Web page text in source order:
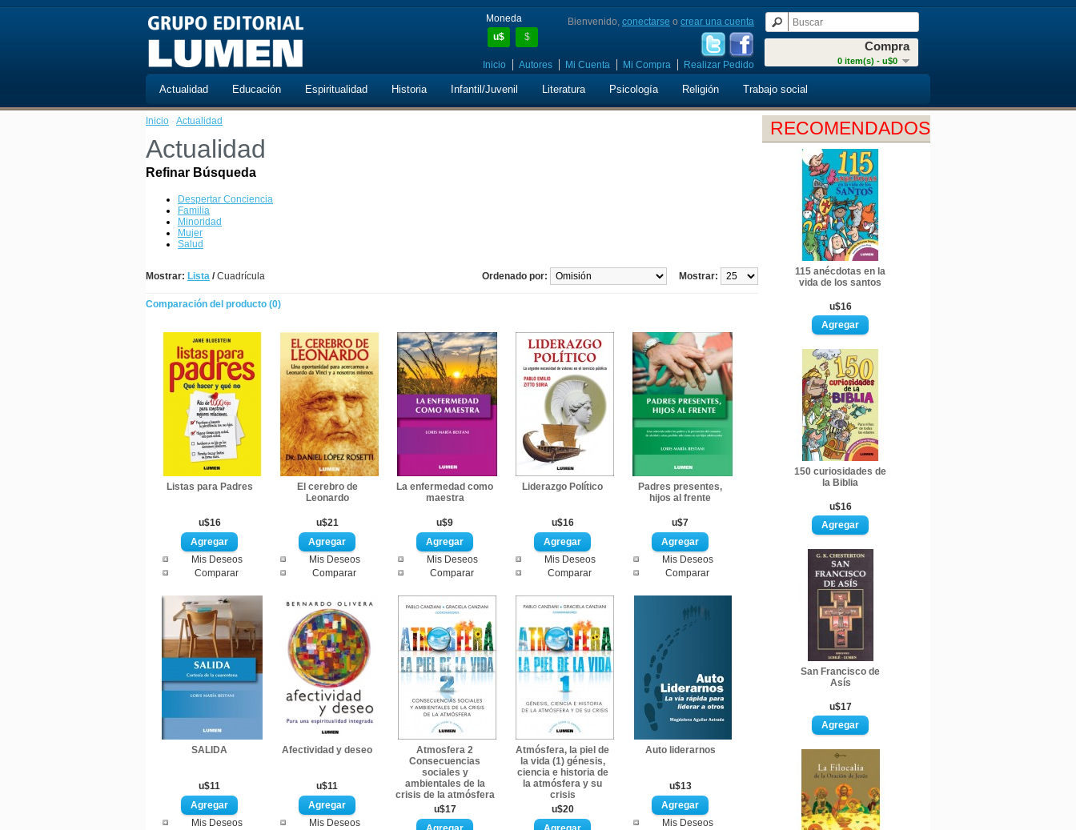
Moneda
u$
$
Compra
0 item(s) - u$0
Bienvenido, conectarse o crear una cuenta
Inicio Autores Mi Cuenta Mi Compra Realizar Pedido
Actualidad Educación Espiritualidad Historia Infantil/Juvenil Literatura Psicología Religión Trabajo social
RECOMENDADOS
115 anécdotas en la
vida de los santos
u$16
150 curiosidades de
la Biblia
u$16
San Francisco de
Asís
u$17
Inicio · Actualidad
Actualidad
Refinar Búsqueda
Despertar Conciencia
Familia
Minoridad
Mujer
Salud
Mostrar: Lista /Cuadrícula Mostrar:
Ordenado por:
Comparación del producto (0)
Listas para Padres
u$16
Mis Deseos
Comparar
El cerebro de
Leonardo
u$21
Mis Deseos
Comparar
La enfermedad como
maestra
u$9
Mis Deseos
Comparar
Liderazgo Político
u$16
Mis Deseos
Comparar
Padres presentes,
hijos al frente
u$7
Mis Deseos
Comparar
SALIDA
u$11
Mis Deseos
Afectividad y deseo
u$11
Mis Deseos
Atmosfera 2
Consecuencias
sociales y
ambientales de la
crisis de la atmósfera
u$17
Atmósfera, la piel de
la vida (1) génesis,
ciencia e historia de
la atmósfera y su
crisis
u$20
Auto liderarnos
u$13
Mis Deseos